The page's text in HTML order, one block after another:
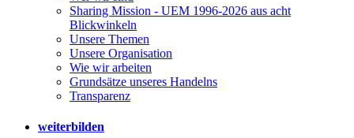
Sharing Mission - UEM 1996-2026 aus acht
Blickwinkeln
Unsere Themen
Unsere Organisation
Wie wir arbeiten
Grundsätze unseres Handelns
Transparenz
weiterbilden